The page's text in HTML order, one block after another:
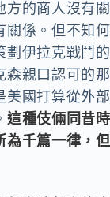
方的商人沒有關
關係。但不知何
劃伊拉克戰鬥的
森親口認可的那
美國打算從外部
這種伎倆同昔時
為千篇一律，但